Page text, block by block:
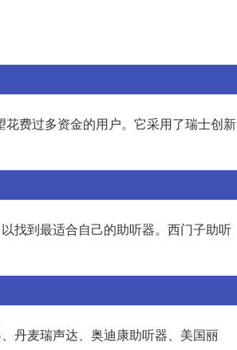
费过多资金的用户。它采用了瑞士创新
找到最适合自己的助听器。西门子助听
丹麦瑞声达、奥迪康助听器、美国丽